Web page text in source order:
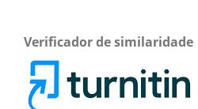
Verificador de similaridade